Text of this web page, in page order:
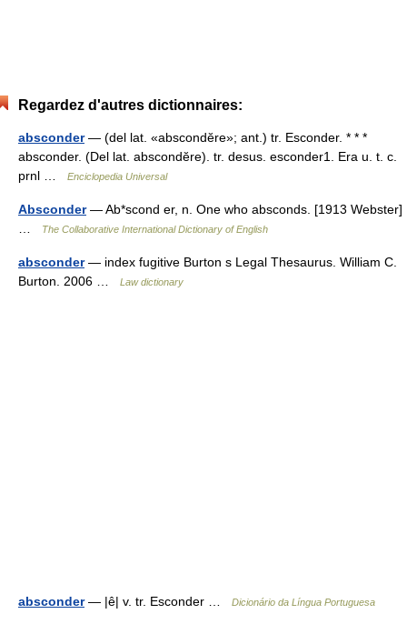
Regardez d'autres dictionnaires:
absconder— (del lat. «abscondĕre»; ant.) tr. Esconder. * * *
absconder. (Del lat. abscondĕre). tr. desus. esconder1. Era u. t. c.
prnl …
Enciclopedia Universal
Absconder— Ab*scond er, n. One who absconds. [1913 Webster]
The Collaborative International Dictionary of English
absconder— index fugitive Burton s Legal Thesaurus. William C.
Burton. 2006 …
Law dictionary
absconder— |ê| v. tr. Esconder … Dicionário da Língua Portuguesa